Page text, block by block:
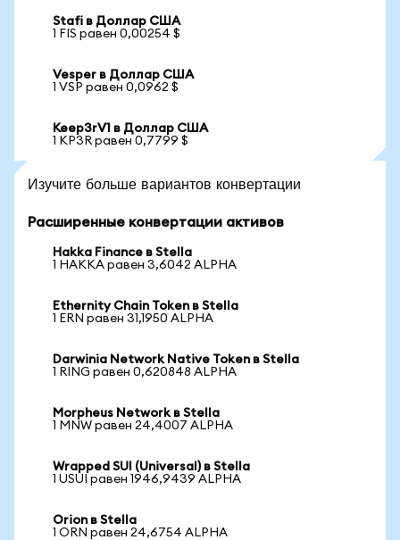
Stafi в Доллар США
1 FIS равен 0,00254 $
Vesper в Доллар США
1 VSP равен 0,0962 $
Keep3rV1 в Доллар США
1 KP3R равен 0,7799 $
Изучите больше вариантов конвертации
Расширенные конвертации активов
Hakka Finance в Stella
1 HAKKA равен 3,6042 ALPHA
Ethernity Chain Token в Stella
1 ERN равен 31,1950 ALPHA
Darwinia Network Native Token в Stella
1 RING равен 0,620848 ALPHA
Morpheus Network в Stella
1 MNW равен 24,4007 ALPHA
Wrapped SUI (Universal) в Stella
1 USUI равен 1946,9439 ALPHA
Orion в Stella
1 ORN равен 24,6754 ALPHA